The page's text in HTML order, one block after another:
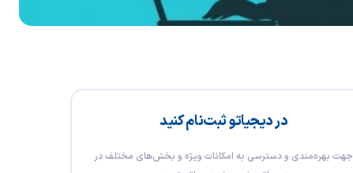
در دیجیاتو ثبت‌نام کنید
جهت بهره‌مندی و دسترسی به امکانات ویژه و بخش‌های مختلف در